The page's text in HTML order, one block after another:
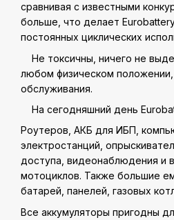
сравнивая с известными
больше, что делает
постоянных циклических
Не токсичны, ничего не
любом физическом
обслуживания.
На сегодняшний день
Роутеров, АКБ для ИБП,
электростанций,
доступа, видеонаблюдения и
мотоциклов. Также большие
батарей, панелей, газовых
Все аккумуляторы пригодны